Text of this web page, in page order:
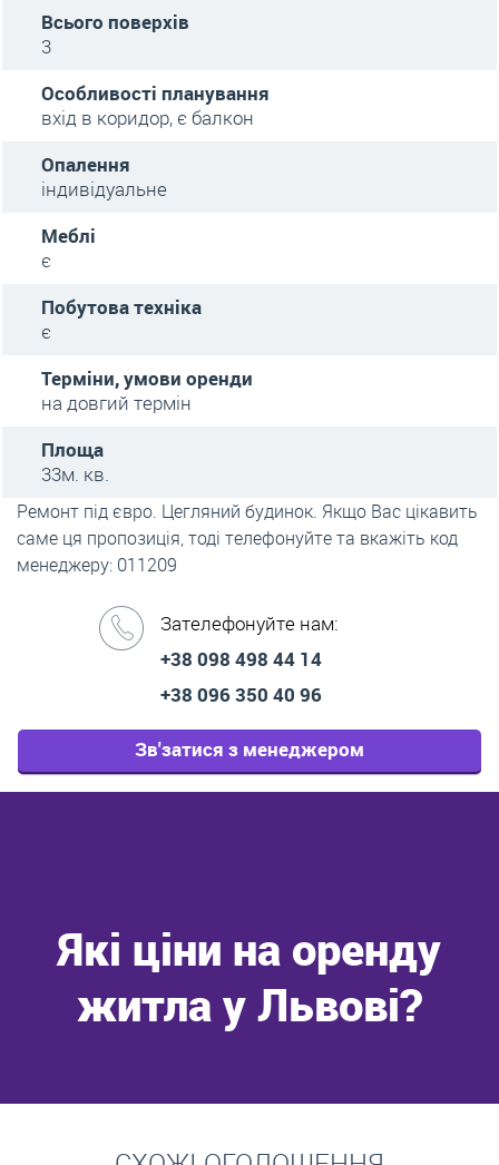
Всього поверхів
3
Особливості планування
вхід в коридор, є балкон
Опалення
індивідуальне
Меблі
є
Побутова техніка
є
Терміни, умови оренди
на довгий термін
Площа
33м. кв.
Ремонт під євро. Цегляний будинок. Якщо Вас цікавить
саме ця пропозиція, тоді телефонуйте та вкажіть код
менеджеру: 011209
Зателефонуйте нам:
+38 098 498 44 14
+38 096 350 40 96
Зв'затися з менеджером
Які ціни на оренду
житла у Львові?